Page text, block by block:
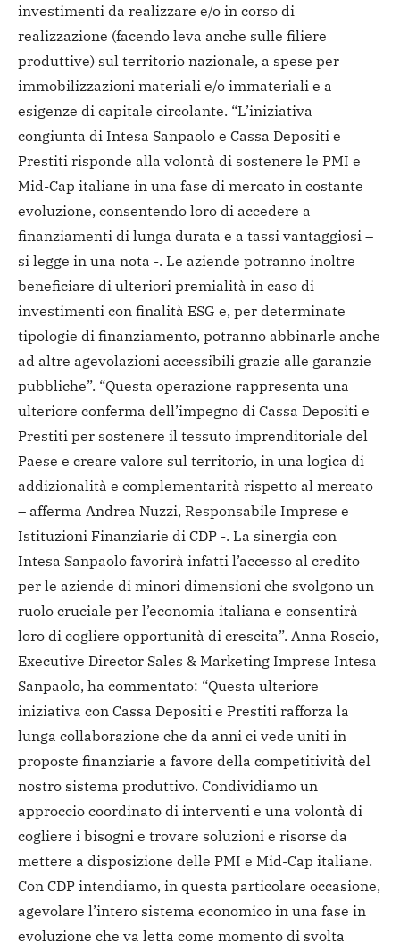
investimenti da realizzare e/o in corso di
realizzazione (facendo leva anche sulle filiere
produttive) sul territorio nazionale, a spese per
immobilizzazioni materiali e/o immateriali e a
esigenze di capitale circolante. “L’iniziativa
congiunta di Intesa Sanpaolo e Cassa Depositi e
Prestiti risponde alla volontà di sostenere le PMI e
Mid-Cap italiane in una fase di mercato in costante
evoluzione, consentendo loro di accedere a
finanziamenti di lunga durata e a tassi vantaggiosi –
si legge in una nota -. Le aziende potranno inoltre
beneficiare di ulteriori premialità in caso di
investimenti con finalità ESG e, per determinate
tipologie di finanziamento, potranno abbinarle anche
ad altre agevolazioni accessibili grazie alle garanzie
pubbliche”. “Questa operazione rappresenta una
ulteriore conferma dell’impegno di Cassa Depositi e
Prestiti per sostenere il tessuto imprenditoriale del
Paese e creare valore sul territorio, in una logica di
addizionalità e complementarità rispetto al mercato
– afferma Andrea Nuzzi, Responsabile Imprese e
Istituzioni Finanziarie di CDP -. La sinergia con
Intesa Sanpaolo favorirà infatti l’accesso al credito
per le aziende di minori dimensioni che svolgono un
ruolo cruciale per l’economia italiana e consentirà
loro di cogliere opportunità di crescita”. Anna Roscio,
Executive Director Sales & Marketing Imprese Intesa
Sanpaolo, ha commentato: “Questa ulteriore
iniziativa con Cassa Depositi e Prestiti rafforza la
lunga collaborazione che da anni ci vede uniti in
proposte finanziarie a favore della competitività del
nostro sistema produttivo. Condividiamo un
approccio coordinato di interventi e una volontà di
cogliere i bisogni e trovare soluzioni e risorse da
mettere a disposizione delle PMI e Mid-Cap italiane.
Con CDP intendiamo, in questa particolare occasione,
agevolare l’intero sistema economico in una fase in
evoluzione che va letta come momento di svolta